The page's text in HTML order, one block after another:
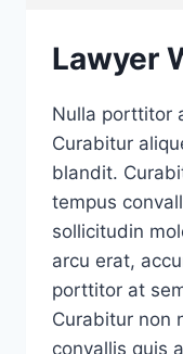
Lawyer
Nulla porttitor
Curabitur
blandit.
tempus
sollicitudin
arcu erat,
porttitor at
Curabitur non
convallis quis